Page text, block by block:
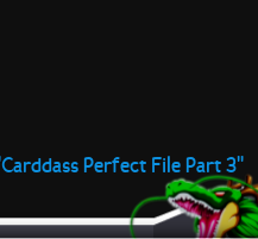
Perfect File Part 3''